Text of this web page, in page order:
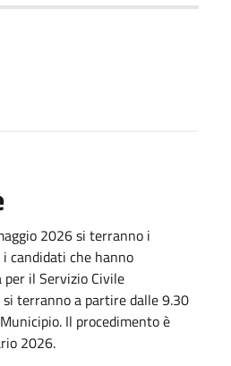
2026 si terranno i
candidati che hanno
il Servizio Civile
terranno a partire dalle 9.30
Il procedimento è
2026.